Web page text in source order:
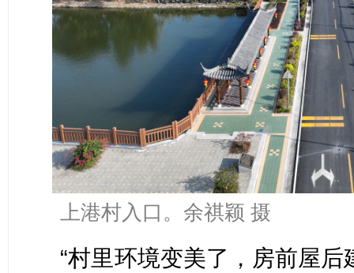
上港村入口。余祺颖 摄
“村里环境变美了，房前屋